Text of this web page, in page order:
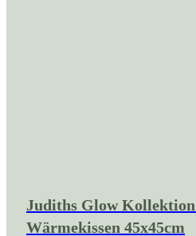
Judiths Glow
Wärmekissen 45x45cm